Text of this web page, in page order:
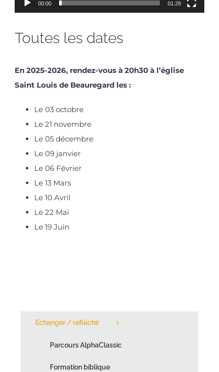
00:00 01:29
Toutes les dates
En 2025-2026, rendez-vous à 20h30 à l’église
Saint Louis de Beauregard les :
Le 03 octobre
Le 21 novembre
Le 05 décembre
Le 09 janvier
Le 06 Février
Le 13 Mars
Le 10 Avril
Le 22 Mai
Le 19 Juin
Echanger / réfléchir
Parcours AlphaClassic
Formation biblique